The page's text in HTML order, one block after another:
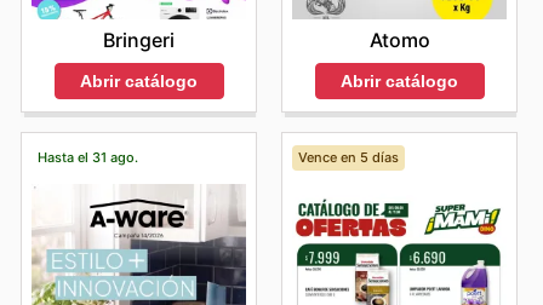
Bringeri
Abrir catálogo
Atomo
Abrir catálogo
Hasta el 31 ago. Vence en 5 días